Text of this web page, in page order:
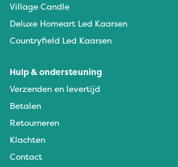
Village Candle
Deluxe Homeart Led Kaarsen
Countryfield Led Kaarsen
Hulp & ondersteuning
Verzenden en levertijd
Betalen
Retourneren
Klachten
Contact